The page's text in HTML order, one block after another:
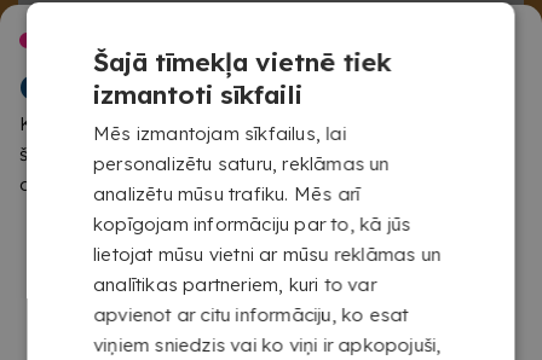
LAIPNI LŪDZAM
COPYKREA
Konstatējām, ka pārlūko no citas atrašanās vietas nekā
šai vietnei paredzēts. Lūdzu, apstiprini, kuru vietni vēlies
apmeklēt
16 spirāļu, priekšējo un aizmugurējo vāku
krāsām.
KĀDĀ FORMĀTĀ MAN
JĀAUGŠUPIELĀDĒ SAVI
DOKUMENTI?
Augšupielādējiet savus failus tādā formātā, kādā tie
ir. Mūsu konfigurators tos automātiski pārvērtīs PDF
Šajā tīmekļa vietnē tiek
izmantoti sīkfaili
Mēs izmantojam sīkfailus, lai
personalizētu saturu, reklāmas un
analizētu mūsu trafiku. Mēs arī
kopīgojam informāciju par to, kā jūs
lietojat mūsu vietni ar mūsu reklāmas un
analītikas partneriem, kuri to var
apvienot ar citu informāciju, ko esat
viņiem sniedzis vai ko viņi ir apkopojuši,